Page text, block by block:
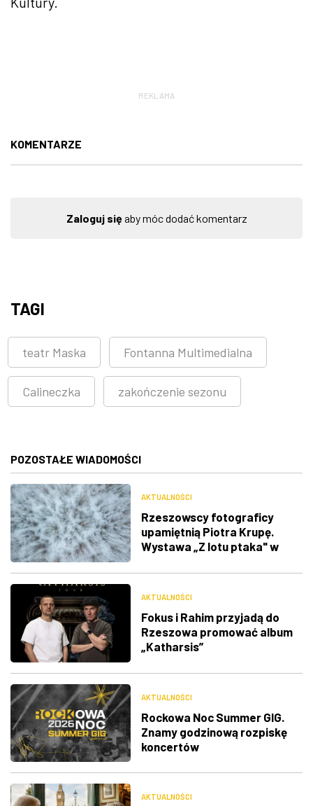
REKLAMA
KOMENTARZE
Zaloguj sięaby móc dodać komentarz
TAGI
teatr Maska Fontanna Multimedialna
Calineczka zakończenie sezonu
POZOSTAŁE WIADOMOŚCI
AKTUALNOŚCI
Rzeszowscy fotograficy
upamiętnią Piotra Krupę.
Wystawa „Z lotu ptaka" w
AKTUALNOŚCI
Fokus i Rahim przyjadą do
Rzeszowa promować album
„Katharsis”
AKTUALNOŚCI
Rockowa Noc Summer GIG.
Znamy godzinową rozpiskę
koncertów
AKTUALNOŚCI